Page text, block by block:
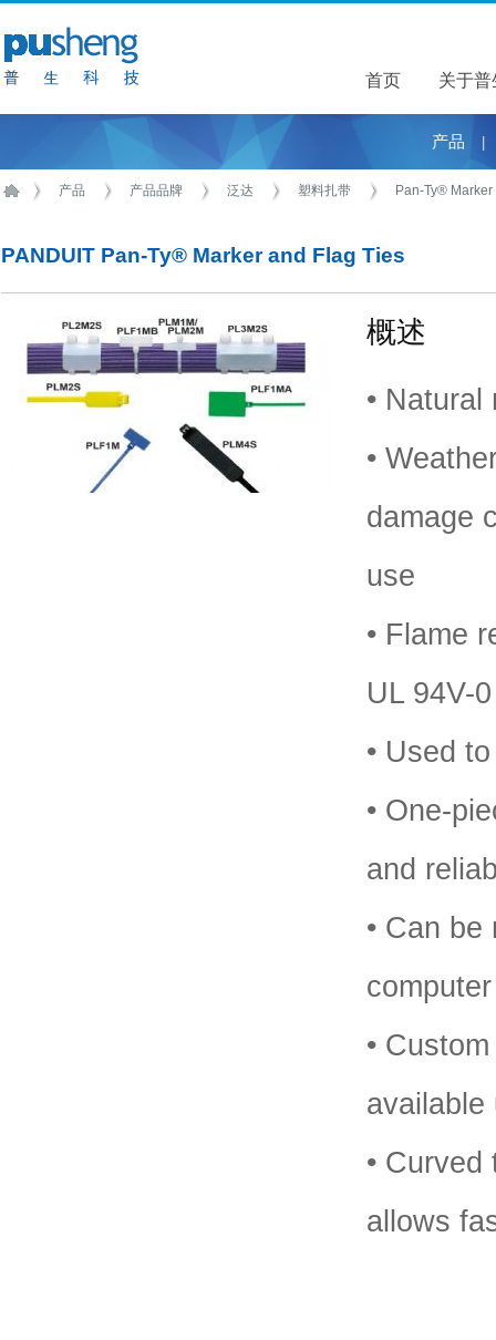
首页 关于普
关于普
产品
产品 产品品牌 泛达 塑料扎带 Pan-Ty®
PANDUIT Pan-Ty® Marker and Flag Ties
概述
•
•
damage
use
• Flame
UL 94V-
• Used
• One-
and
• Can
•
available
•
allows